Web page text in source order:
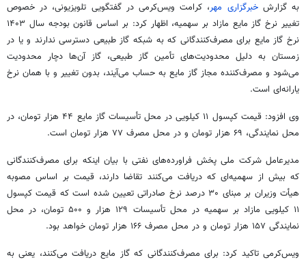
به گزارش خبرگزاری مهر، کرامت ویس‌کرمی در گفتگویی تلویزیونی، در خصوص
تغییر نرخ گاز مایع مازاد بر سهمیه، اظهار کرد: بر اساس قانون بودجه سال ۱۴۰۳
نرخ گاز مایع برای مصرف‌کنندگانی که به شبکه گاز طبیعی دسترسی ندارند و یا در
زمستان به دلیل محدودیت‌های تأمین گاز طبیعی، گاز آن‌ها دچار محدودیت
می‌شود و مصرف‌کننده مجاز گاز مایع به حساب می‌آیند، بدون تغییر و با همان نرخ
یارانه‌ای است.
وی افزود: قیمت کپسول ۱۱ کیلویی در محل تأسیسات گاز مایع ۴۴ هزار تومان، در
محل نمایندگی، ۶۹ هزار تومان و در محل مصرف ۷۷ هزار تومان است.
مدیرعامل شرکت ملی پخش فراورده‌های نفتی با بیان اینکه برای مصرف‌کنندگانی
که بیش از سهمیه‌ای که دریافت می‌کنند تقاضا دارند، قیمت بر اساس مصوبه
هیأت وزیران بر مبنای ۳۰ درصد نرخ صادراتی تعیین شده است که قیمت کپسول
۱۱ کیلویی مازاد بر سهمیه در محل تأسیسات ۱۲۹ هزار و ۵۰۰ تومان، در محل
نمایندگی ۱۵۷ هزار تومان و در محل مصرف ۱۶۶ هزار تومان خواهد بود.
ویس‌کرمی تاکید کرد: برای مصرف‌کنندگانی که گاز مایع دریافت می‌کنند، یعنی به